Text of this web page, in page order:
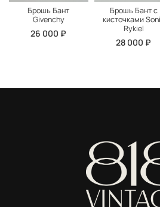
Брошь Бант
Givenchy
26 000 ₽
Брошь Бант с
кисточками
Rykiel
28 000 ₽